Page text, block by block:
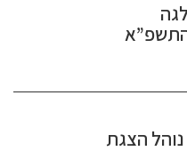
התשפ”א
הצגת